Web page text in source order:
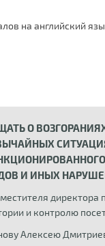
на английский
О
И ИНЫХ
директора
и контролю
Алексею